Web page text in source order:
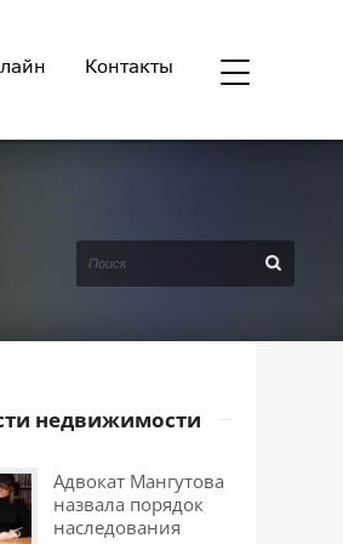
Контакты
недвижимости
Адвокат Мангутова
назвала порядок
наследования